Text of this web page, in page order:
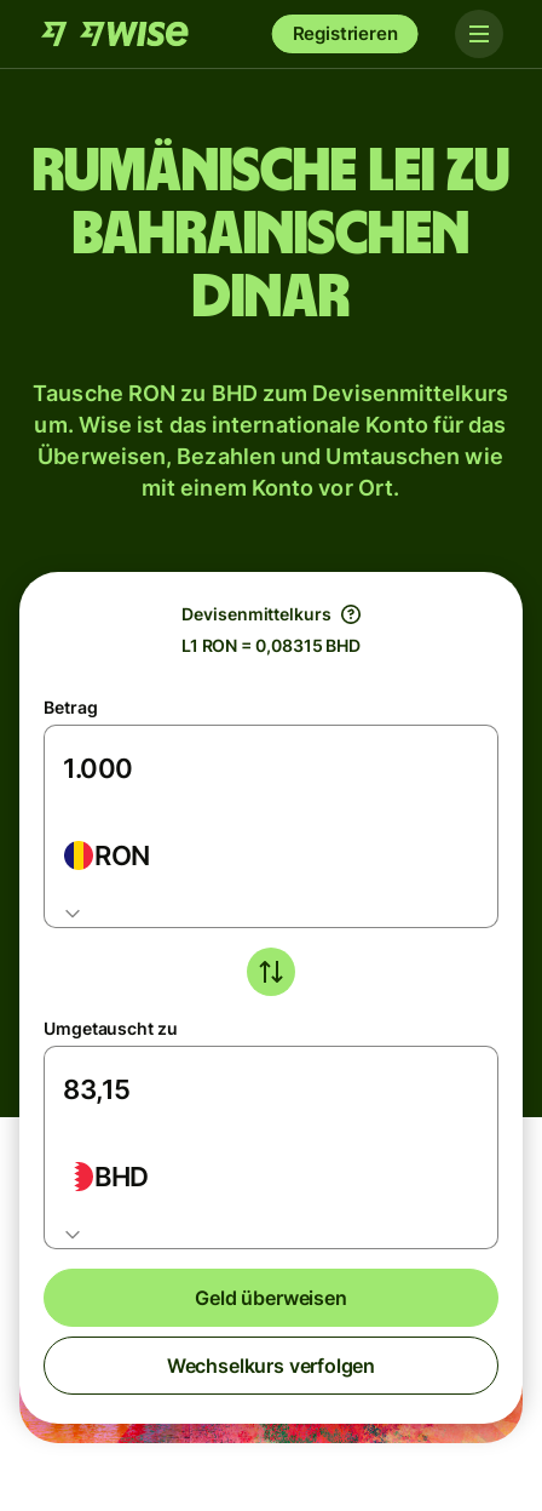
Registrieren
Rumänische Lei zu
bahrainischen
Dinar
Tausche RON zu BHD zum Devisenmittelkurs
um. Wise ist das internationale Konto für das
Überweisen, Bezahlen und Umtauschen wie
mit einem Konto vor Ort.
Devisenmittelkurs
L1 RON = 0,08315 BHD
Betrag
RON
Umgetauscht zu
BHD
Geld überweisen
Wechselkurs verfolgen